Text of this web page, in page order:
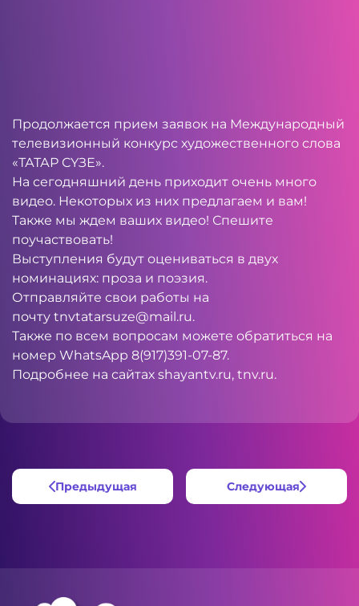
Продолжается прием заявок на Международный
телевизионный конкурс художественного слова
«ТАТАР СҮЗЕ».
На сегодняшний день приходит очень много
видео. Некоторых из них предлагаем и вам!
Также мы ждем ваших видео! Спешите
поучаствовать!
Выступления будут оцениваться в двух
номинациях: проза и поэзия.
Отправляйте свои работы на
почту tnvtatarsuze@mail.ru.
Также по всем вопросам можете обратиться на
номер WhatsApp 8(917)391-07-87.
Подробнее на сайтах shayantv.ru, tnv.ru.
Предыдущая Следующая